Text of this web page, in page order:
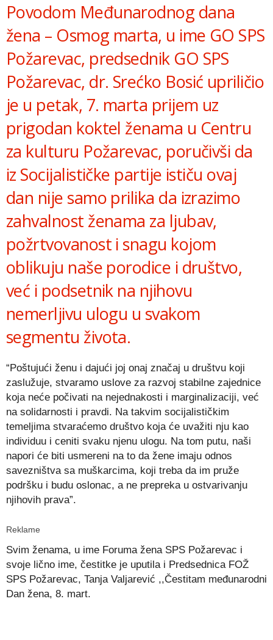
Povodom Međunarodnog dana
žena – Osmog marta, u ime GO SPS
Požarevac, predsednik GO SPS
Požarevac, dr. Srećko Bosić upriličio
je u petak, 7. marta prijem uz
prigodan koktel ženama u Centru
za kulturu Požarevac, poručivši da
iz Socijalističke partije ističu ovaj
dan nije samo prilika da izrazimo
zahvalnost ženama za ljubav,
požrtvovanost i snagu kojom
oblikuju naše porodice i društvo,
već i podsetnik na njihovu
nemerljivu ulogu u svakom
segmentu života.
“Poštujući ženu i dajući joj onaj značaj u društvu koji
zaslužuje, stvaramo uslove za razvoj stabilne zajednice
koja neće počivati na nejednakosti i marginalizaciji, već
na solidarnosti i pravdi. Na takvim socijalističkim
temeljima stvaraćemo društvo koja će uvažiti nju kao
individuu i ceniti svaku njenu ulogu. Na tom putu, naši
napori će biti usmereni na to da žene imaju odnos
savezništva sa muškarcima, koji treba da im pruže
podršku i budu oslonac, a ne prepreka u ostvarivanju
njihovih prava”.
Reklame
Svim ženama, u ime Foruma žena SPS Požarevac i
svoje lično ime, čestitke je uputila i Predsednica FOŽ
SPS Požarevac, Tanja Valjarević ,,Čestitam međunarodni
Dan žena, 8. mart.